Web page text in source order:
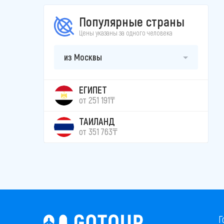
Популярные страны
Цены указаны за одного человека
из Москвы
ЕГИПЕТ
от 251 191₸
ТАИЛАНД
от 351 763₸